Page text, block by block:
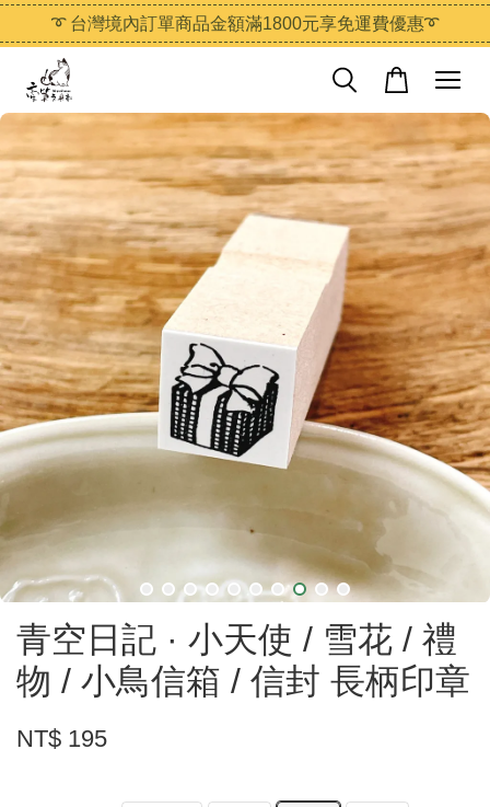
➰ 台灣境內訂單商品金額滿1800元享免運費優惠➰
青空日記 · 小天使 / 雪花 / 禮
物 / 小鳥信箱 / 信封 長柄印章
NT$ 195